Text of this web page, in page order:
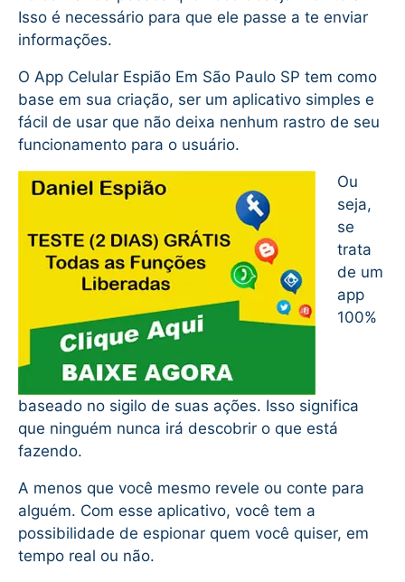
Isso é necessário para que ele passe a te enviar
informações.
O App Celular Espião Em São Paulo SP tem como
base em sua criação, ser um aplicativo simples e
fácil de usar que não deixa nenhum rastro de seu
funcionamento para o usuário.
Ou
seja,
se
trata
de um
app
100%
baseado no sigilo de suas ações. Isso significa
que ninguém nunca irá descobrir o que está
fazendo.
A menos que você mesmo revele ou conte para
alguém. Com esse aplicativo, você tem a
possibilidade de espionar quem você quiser, em
tempo real ou não.